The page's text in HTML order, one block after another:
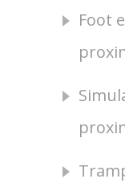
Foot